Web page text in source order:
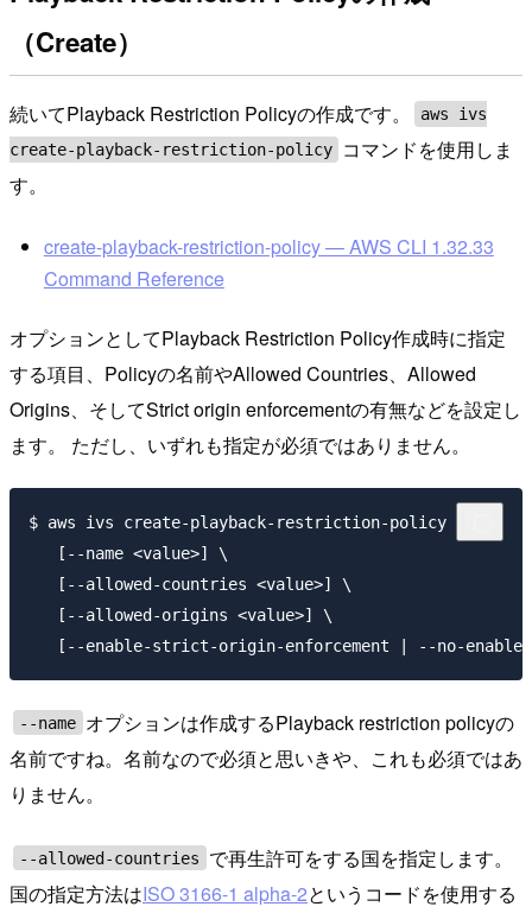
（Create）
続いてPlayback Restriction Policyの作成です。
aws ivs
create-playback-restriction-policy
コマンドを使用しま
す。
create-playback-restriction-policy — AWS CLI 1.32.33
Command Reference
オプションとしてPlayback Restriction Policy作成時に指定
する項目、Policyの名前やAllowed Countries、Allowed
Origins、そしてStrict origin enforcementの有無などを設定し
ます。 ただし、いずれも指定が必須ではありません。
$ aws ivs create-playback-restriction-policy \
   [--name <value>] \
   [--allowed-countries <value>] \
   [--allowed-origins <value>] \
--name オプションは作成するPlayback restriction policyの
名前ですね。名前なので必須と思いきや、これも必須ではあ
りません。
--allowed-countries
で再生許可をする国を指定します。
国の指定方法はISO 3166-1 alpha-2というコードを使用する